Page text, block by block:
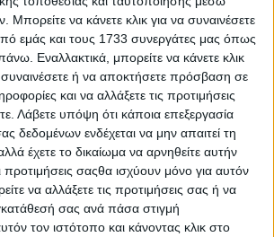
να κάνετε κλικ για να συναινέσετε
εμάς και τους 1733 συνεργάτες μας όπως
Εναλλακτικά, μπορείτε να κάνετε κλικ
συναινέσετε ή να αποκτήσετε πρόσβαση σε
και να αλλάξετε τις προτιμήσεις
Λάβετε υπόψη ότι κάποια επεξεργασία
δεδομένων ενδέχεται να μην απαιτεί τη
έχετε το δικαίωμα να αρνηθείτε αυτήν
προτιμήσεις σαςθα ισχύουν μόνο για αυτόν
να αλλάξετε τις προτιμήσεις σας ή να
σας ανά πάσα στιγμή
τον ιστότοπο και κάνοντας κλικ στο
με τον αγγελιοδότη